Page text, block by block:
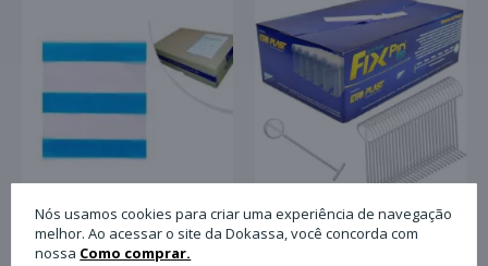
Envelope Plastico para
Pino Plástico Tag Fix
Nós usamos cookies para criar uma experiência de navegação
melhor. Ao acessar o site da Dokassa, você concorda com
nossa Como comprar.